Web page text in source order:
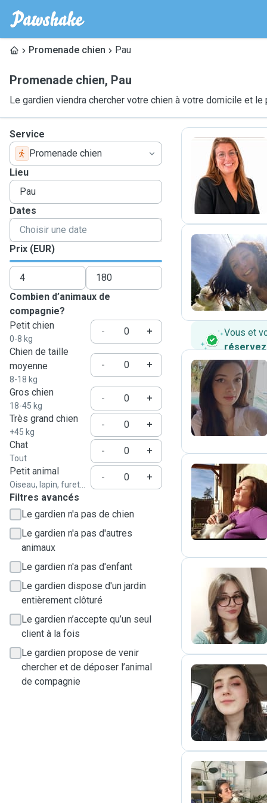
Promenade chien Pau
Promenade chien, Pau
Le gardien viendra chercher votre chien à votre domicile et
Service
Promenade chien
Lieu
Dates
Prix (EUR)
Combien d’animaux de
compagnie?
Petit chien
0-8 kg
-
+
Chien de taille
moyenne
8-18 kg
- +
Gros chien
18-45 kg
-
+
Très grand chien
+45 kg
-
+
Chat
Tout
-
+
Petit animal
Oiseau, lapin, furet...
-
+
Filtres avancés
Le gardien n'a pas de chien
Le gardien n'a pas d'autres
animaux
Le gardien n'a pas d'enfant
Le gardien dispose d'un jardin
entièrement clôturé
Le gardien n’accepte qu’un seul
client à la fois
Le gardien propose de venir
chercher et de déposer l’animal
de compagnie
T
R
Vous et
réservez
F
E
C
A